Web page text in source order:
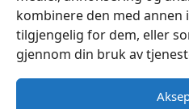
kombinere den med
tilgjengelig for dem, eller
gjennom din bruk av
Ship-Shape Jordslag og